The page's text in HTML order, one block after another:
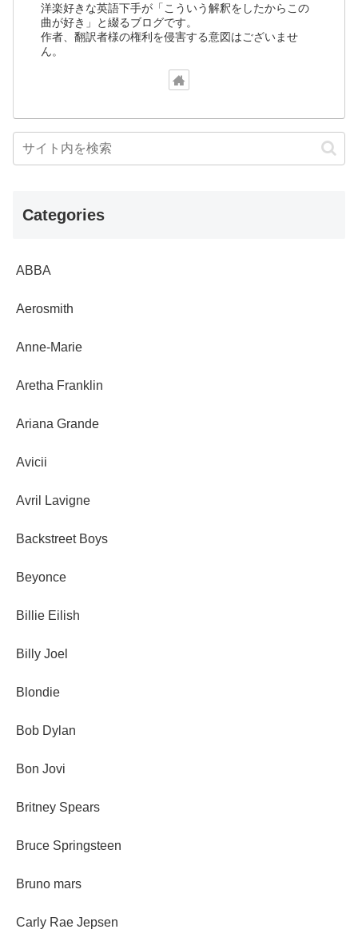
洋楽好きな英語下手が「こういう解釈をしたからこの
曲が好き」と綴るブログです。
作者、翻訳者様の権利を侵害する意図はございませ
ん。
Categories
ABBA
Aerosmith
Anne-Marie
Aretha Franklin
Ariana Grande
Avicii
Avril Lavigne
Backstreet Boys
Beyonce
Billie Eilish
Billy Joel
Blondie
Bob Dylan
Bon Jovi
Britney Spears
Bruce Springsteen
Bruno mars
Carly Rae Jepsen